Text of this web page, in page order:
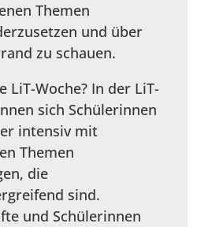
Themen
und über
zu schauen.
LiT-Woche? In der LiT-
sich Schülerinnen
intensiv mit
Themen
die
sind.
und Schülerinnen